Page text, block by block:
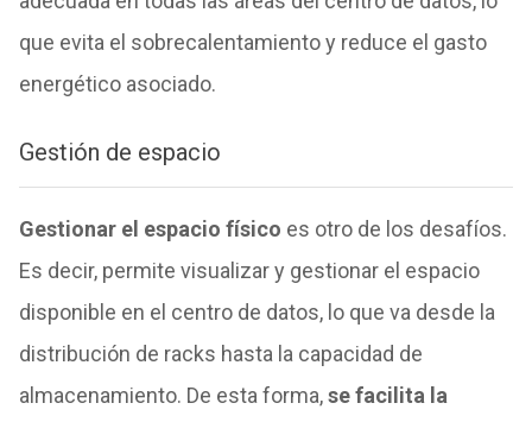
que evita el sobrecalentamiento y reduce el gasto
energético asociado.
Gestión de espacio
Gestionar el espacio físico es otro de los desafíos.
Es decir, permite visualizar y gestionar el espacio
disponible en el centro de datos, lo que va desde la
distribución de racks hasta la capacidad de
almacenamiento. De esta forma,se facilita la